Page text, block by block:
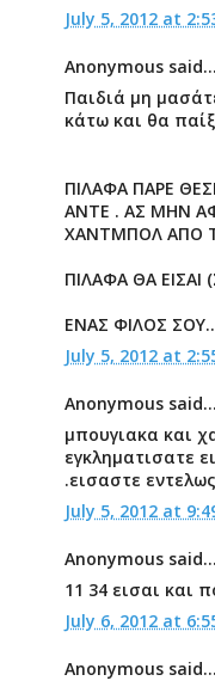
July 5, 2012 at
Anonymous said...
Παιδιά μη
κάτω και θα
ΠΙΛΑΦΑ ΠΑΡΕ
ΑΝΤΕ . ΑΣ ΜΗΝ
ΧΑΝΤΜΠΟΛ ΑΠΟ
ΠΙΛΑΦΑ ΘΑ
ΕΝΑΣ ΦΙΛΟΣ
July 5, 2012 at
Anonymous said...
μπουγιακα και
εγκληματισατε
.εισαστε
July 5, 2012 at
Anonymous said...
11 34 εισαι και
July 6, 2012 at
Anonymous said...